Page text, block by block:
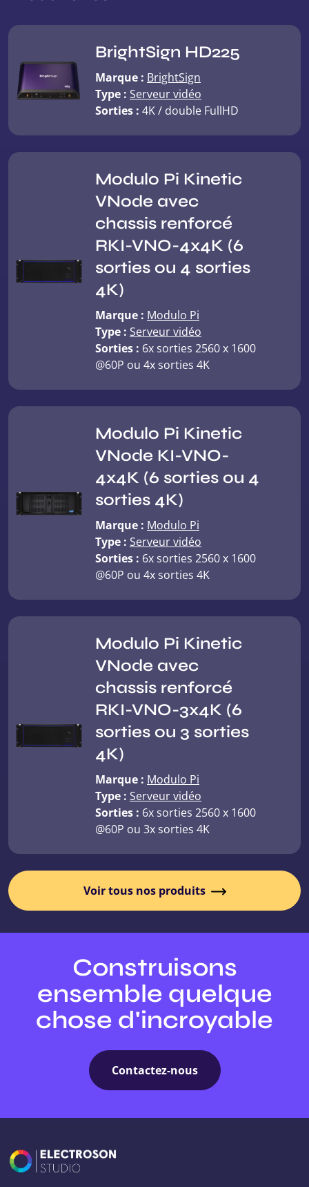
BrightSign HD225
Marque : BrightSign
Type : Serveur vidéo
Sorties : 4K / double FullHD
Modulo Pi Kinetic
VNode avec
chassis renforcé
RKI-VNO-4x4K (6
sorties ou 4 sorties
4K)
Marque : Modulo Pi
Type : Serveur vidéo
Sorties : 6x sorties 2560 x 1600
@60P ou 4x sorties 4K
Modulo Pi Kinetic
VNode KI-VNO-
4x4K (6 sorties ou 4
sorties 4K)
Marque : Modulo Pi
Type : Serveur vidéo
Sorties : 6x sorties 2560 x 1600
@60P ou 4x sorties 4K
Modulo Pi Kinetic
VNode avec
chassis renforcé
RKI-VNO-3x4K (6
sorties ou 3 sorties
4K)
Marque : Modulo Pi
Type : Serveur vidéo
Sorties : 6x sorties 2560 x 1600
@60P ou 3x sorties 4K
Voir tous nos produits
Construisons
ensemble quelque
chose d'incroyable
Contactez-nous